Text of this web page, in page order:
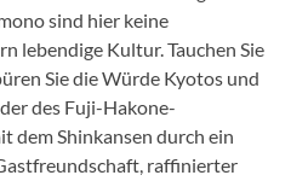
sind hier keine
lebendige Kultur. Tauchen Sie
Sie die Würde Kyotos und
des Fuji-Hakone-
dem Shinkansen durch ein
raffinierter